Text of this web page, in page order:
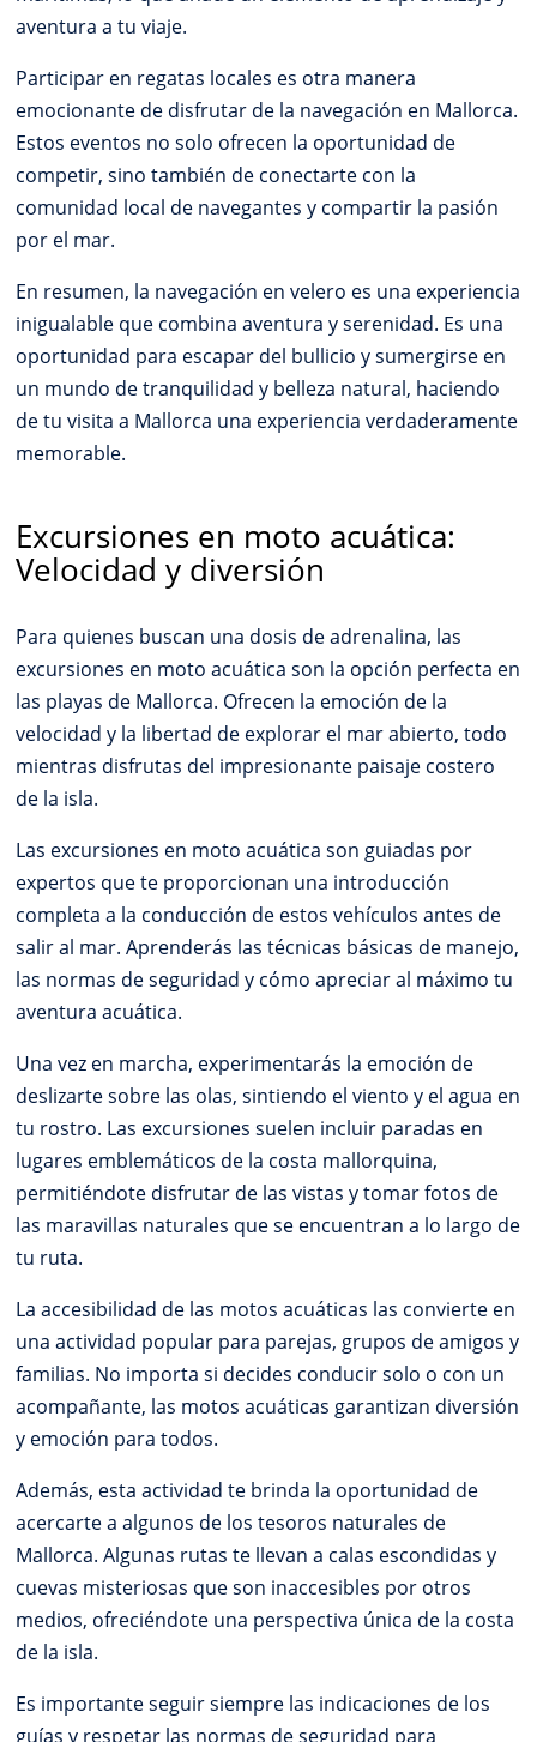
aventura a tu viaje.
Participar en regatas locales es otra manera
emocionante de disfrutar de la navegación en Mallorca.
Estos eventos no solo ofrecen la oportunidad de
competir, sino también de conectarte con la
comunidad local de navegantes y compartir la pasión
por el mar.
En resumen, la navegación en velero es una experiencia
inigualable que combina aventura y serenidad. Es una
oportunidad para escapar del bullicio y sumergirse en
un mundo de tranquilidad y belleza natural, haciendo
de tu visita a Mallorca una experiencia verdaderamente
memorable.
Excursiones en moto acuática:
Velocidad y diversión
Para quienes buscan una dosis de adrenalina, las
excursiones en moto acuática son la opción perfecta en
las playas de Mallorca. Ofrecen la emoción de la
velocidad y la libertad de explorar el mar abierto, todo
mientras disfrutas del impresionante paisaje costero
de la isla.
Las excursiones en moto acuática son guiadas por
expertos que te proporcionan una introducción
completa a la conducción de estos vehículos antes de
salir al mar. Aprenderás las técnicas básicas de manejo,
las normas de seguridad y cómo apreciar al máximo tu
aventura acuática.
Una vez en marcha, experimentarás la emoción de
deslizarte sobre las olas, sintiendo el viento y el agua en
tu rostro. Las excursiones suelen incluir paradas en
lugares emblemáticos de la costa mallorquina,
permitiéndote disfrutar de las vistas y tomar fotos de
las maravillas naturales que se encuentran a lo largo de
tu ruta.
La accesibilidad de las motos acuáticas las convierte en
una actividad popular para parejas, grupos de amigos y
familias. No importa si decides conducir solo o con un
acompañante, las motos acuáticas garantizan diversión
y emoción para todos.
Además, esta actividad te brinda la oportunidad de
acercarte a algunos de los tesoros naturales de
Mallorca. Algunas rutas te llevan a calas escondidas y
cuevas misteriosas que son inaccesibles por otros
medios, ofreciéndote una perspectiva única de la costa
de la isla.
Es importante seguir siempre las indicaciones de los
guías y respetar las normas de seguridad para